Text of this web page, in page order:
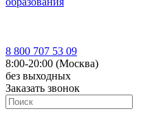
8 800 707 53 09
8:00-20:00 (Москва)
без выходных
Заказать звонок